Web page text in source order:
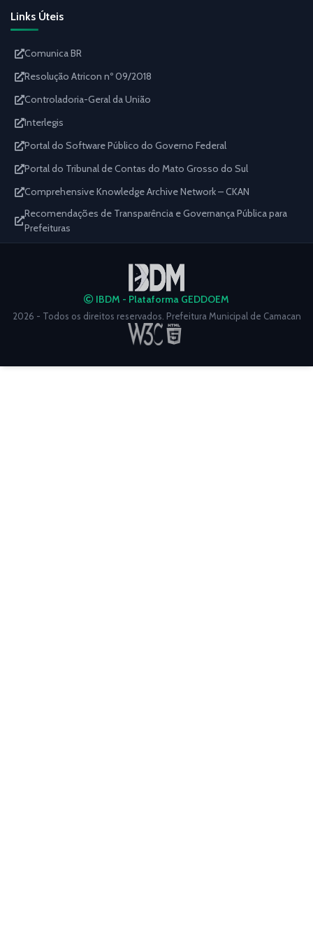
Links Úteis
Comunica BR
Resolução Atricon nº 09/2018
Controladoria-Geral da União
Interlegis
Portal do Software Público do Governo Federal
Portal do Tribunal de Contas do Mato Grosso do Sul
Comprehensive Knowledge Archive Network – CKAN
Recomendações de Transparência e Governança Pública para
Prefeituras
IBDM - Plataforma GEDDOEM
2026 - Todos os direitos reservados. Prefeitura Municipal de Camacan